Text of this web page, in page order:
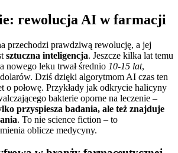
rewolucja AI w farmacji
przechodzi prawdziwą rewolucję, a jej
sztuczna inteligencja. Jeszcze kilka lat temu
nowego leku trwał średnio 10-15 lat,
Dziś dzięki algorytmom AI czas ten
o połowę. Przykłady jak odkrycie halicyny
bakterie oporne na leczenie –
przyspiesza badania, ale też znajduje
. To nie science fiction – to
oblicze medycyny.